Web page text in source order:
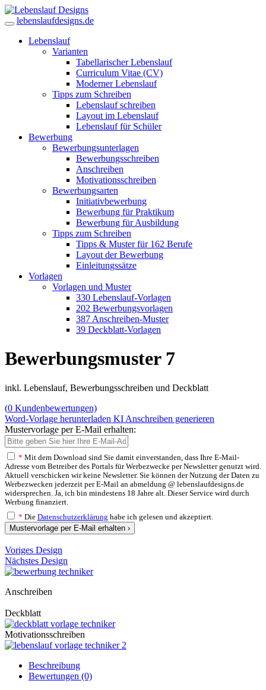
lebenslaufdesigns.de
Lebenslauf
Varianten
Tabellarischer Lebenslauf
Curriculum Vitae (CV)
Moderner Lebenslauf
Tipps zum Schreiben
Lebenslauf schreiben
Layout im Lebenslauf
Lebenslauf für Schüler
Bewerbung
Bewerbungsunterlagen
Bewerbungsschreiben
Anschreiben
Motivationsschreiben
Bewerbungsarten
Initiativbewerbung
Bewerbung für Praktikum
Bewerbung für Ausbildung
Tipps zum Schreiben
Tipps & Muster für 162 Berufe
Layout der Bewerbung
Einleitungssätze
Vorlagen
Vorlagen und Muster
330 Lebenslauf-Vorlagen
202 Bewerbungsvorlagen
387 Anschreiben-Muster
39 Deckblatt-Vorlagen
Bewerbungsmuster 7
inkl. Lebenslauf, Bewerbungsschreiben und Deckblatt
(0 Kundenbewertungen)
Word-Vorlage herunterladen KI Anschreiben generieren
Mustervorlage per E-Mail erhalten:
* Mit dem Download sind Sie damit einverstanden, dass Ihre E-Mail-
Adresse vom Betreiber des Portals für Werbezwecke per Newsletter genutzt wird.
Aktuell verschicken wir keine Newsletter. Sie können der Nutzung der Daten zu
Werbezwecken jederzeit per E-Mail an abmeldung @ lebenslaufdesigns.de
widersprechen. Ja, ich bin mindestens 18 Jahre alt. Dieser Service wird durch
Werbung finanziert.
* Die Datenschutzerklärung habe ich gelesen und akzeptiert.
Mustervorlage per E-Mail erhalten ›
Voriges Design
Nächstes Design
Anschreiben
Deckblatt
Motivationsschreiben
Beschreibung
Bewertungen (0)